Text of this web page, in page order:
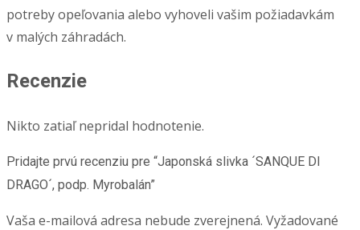
potreby opeľovania alebo vyhoveli vašim požiadavkám
v malých záhradách.
Recenzie
Nikto zatiaľ nepridal hodnotenie.
Pridajte prvú recenziu pre “Japonská slivka ´SANQUE DI
DRAGO´, podp. Myrobalán”
Vaša e-mailová adresa nebude zverejnená. Vyžadované